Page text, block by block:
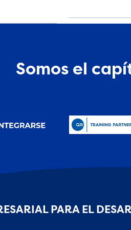
Somos el
PARA EL